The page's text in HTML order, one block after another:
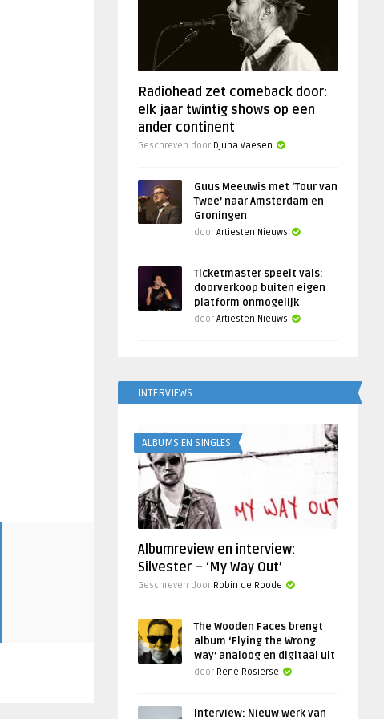
Radiohead zet comeback door:
elk jaar twintig shows op een
ander continent
Geschreven door Djuna Vaesen
Guus Meeuwis met ‘Tour van
Twee’ naar Amsterdam en
Groningen
door Artiesten Nieuws
Ticketmaster speelt vals:
doorverkoop buiten eigen
platform onmogelijk
door Artiesten Nieuws
INTERVIEWS
ALBUMS EN SINGLES
Albumreview en interview:
Silvester – ‘My Way Out’
Geschreven door Robin de Roode
The Wooden Faces brengt
album ‘Flying the Wrong
Way’ analoog en digitaal uit
door René Rosierse
Interview: Nieuw werk van